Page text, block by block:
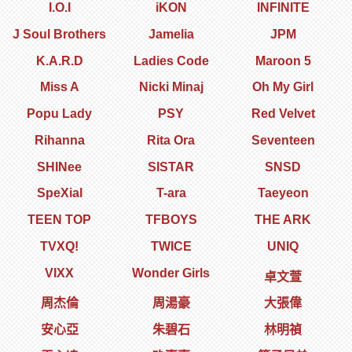
I.O.I iKON
INFINITE
J Soul Brothers
Jamelia
JPM
K.A.R.D
Ladies Code
Maroon 5
Miss A
Nicki Minaj
Oh My Girl
Popu Lady
PSY
Red Velvet
Rihanna
Rita Ora
Seventeen
SHINee
SISTAR
SNSD
SpeXial
T-ara
Taeyeon
TEEN TOP
TFBOYS
THE ARK
TVXQ!
TWICE
UNIQ
VIXX
Wonder Girls
卓文萱
周杰倫
周湯豪
大張偉
安心亞
朱碧石
林明禎